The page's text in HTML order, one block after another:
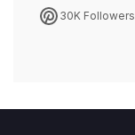
30K Followers